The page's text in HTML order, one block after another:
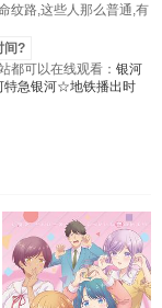
纹路,这些人那么普通,有
间?
都可以在线观看： 银河
特急银河☆地铁播出时